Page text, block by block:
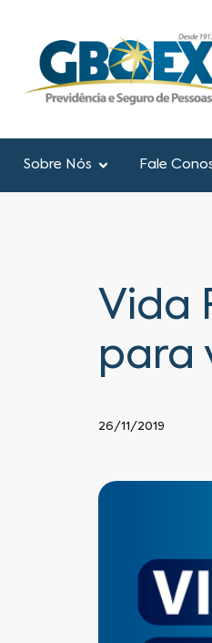
Sobre Nós Fale
Vida
para
26/11/2019